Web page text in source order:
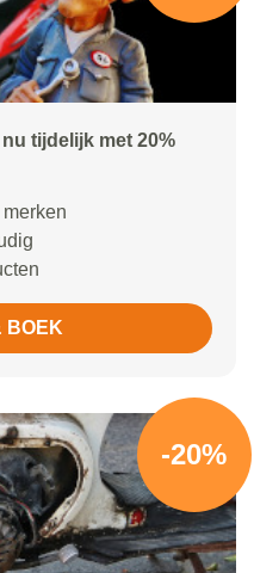
tijdelijk met 20%
BOEK
-20%